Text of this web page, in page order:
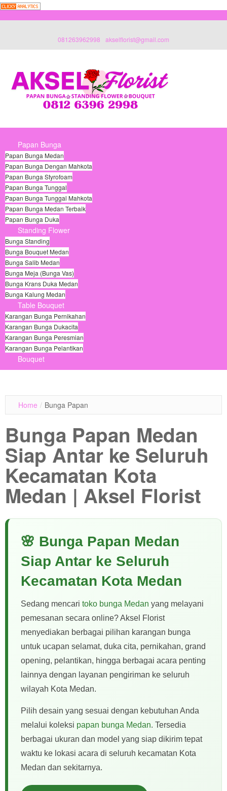
081263962998 akselflorist@gmail.com
Papan Bunga
Papan Bunga Medan
Papan Bunga Dengan Mahkota
Papan Bunga Styrofoam
Papan Bunga Tunggal
Papan Bunga Tunggal Mahkota
Papan Bunga Medan Terbaik
Papan Bunga Duka
Standing Flower
Bunga Standing
Bunga Bouquet Medan
Bunga Salib Medan
Bunga Meja (Bunga Vas)
Bunga Krans Duka Medan
Bunga Kalung Medan
Table Bouquet
Karangan Bunga Pernikahan
Karangan Bunga Dukacita
Karangan Bunga Peresmian
Karangan Bunga Pelantikan
Bouquet
Home / Bunga Papan
Bunga Papan Medan
Siap Antar ke Seluruh
Kecamatan Kota
Medan | Aksel Florist
🌸 Bunga Papan Medan
Siap Antar ke Seluruh
Kecamatan Kota Medan
Sedang mencari toko bunga Medan yang melayani
pemesanan secara online? Aksel Florist
menyediakan berbagai pilihan karangan bunga
untuk ucapan selamat, duka cita, pernikahan, grand
opening, pelantikan, hingga berbagai acara penting
lainnya dengan layanan pengiriman ke seluruh
wilayah Kota Medan.
Pilih desain yang sesuai dengan kebutuhan Anda
melalui koleksi papan bunga Medan. Tersedia
berbagai ukuran dan model yang siap dikirim tepat
waktu ke lokasi acara di seluruh kecamatan Kota
Medan dan sekitarnya.